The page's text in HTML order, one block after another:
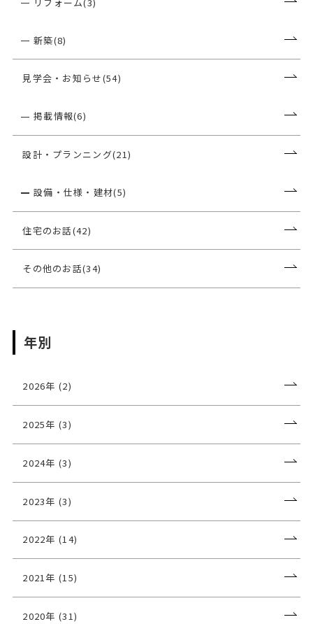
新築(8)
見学会・お知らせ(54)
掲載情報(6)
設計・プランニング(21)
設備・仕様・建材(5)
住宅のお話(42)
その他のお話(34)
年別
2026年 (2)
2025年 (3)
2024年 (3)
2023年 (3)
2022年 (14)
2021年 (15)
2020年 (31)